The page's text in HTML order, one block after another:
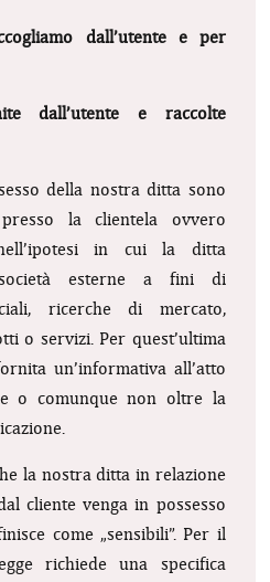
dall’utente e per
dall’utente e raccolte
della nostra ditta sono
la clientela ovvero
in cui la ditta
esterne a fini di
ricerche di mercato,
o servizi. Per quest’ultima
un’informativa all’atto
o comunque non oltre la
la nostra ditta in relazione
cliente venga in possesso
come „sensibili”. Per il
richiede una specifica